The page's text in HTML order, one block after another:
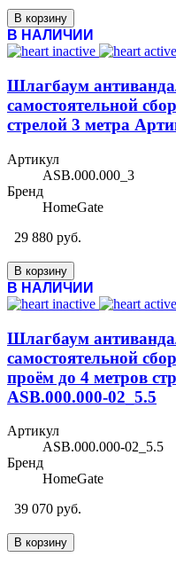
В корзину
В НАЛИЧИИ
Шлагбаум
самостоятельной
стрелой 3 метра
Артикул
ASB.000.000_3
Бренд
HomeGate
29 880 руб.
В корзину
В НАЛИЧИИ
Шлагбаум
самостоятельной
проём до 4 метров
ASB.000.000-02_5.5
Артикул
ASB.000.000-02_5.5
Бренд
HomeGate
39 070 руб.
В корзину